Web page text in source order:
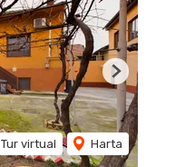
Tur virtual Harta
Next